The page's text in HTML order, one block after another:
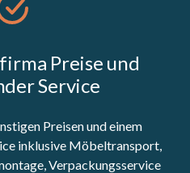
Preise und
Service
Preisen und einem
inklusive Möbeltransport,
Verpackungsservice